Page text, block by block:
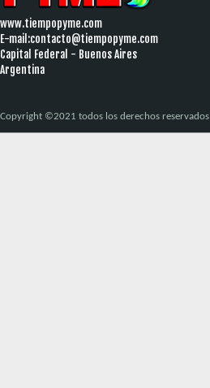
www.tiempopyme.com
E-mail:contacto@tiempopyme.com
Capital Federal - Buenos Aires
Argentina
Copyright ©2021 todos los derechos reservados